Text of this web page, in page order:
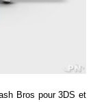
Bros pour 3DS et